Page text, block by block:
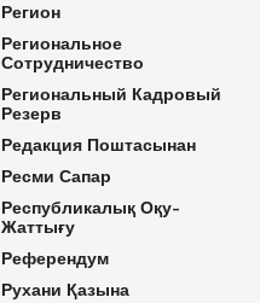
Регион
Региональное
Сотрудничество
Региональный Кадровый
Резерв
Редакция Поштасынан
Ресми Сапар
Республикалық Оқу-
Жаттығу
Референдум
Рухани Қазына